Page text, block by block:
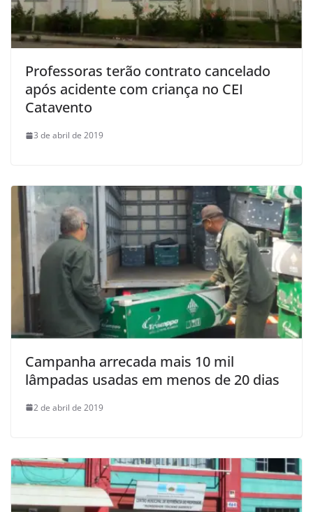
Professoras terão contrato cancelado
após acidente com criança no CEI
Catavento
3 de abril de 2019
Campanha arrecada mais 10 mil
lâmpadas usadas em menos de 20 dias
2 de abril de 2019